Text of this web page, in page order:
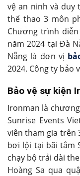
vệ an ninh và
thể thao 3 môn
Chương trình
năm 2024 tại Đà
Nẵng là đơn vị
2024. Công ty bảo
Bảo vệ sự kiện
Ironman là
Sunrise Events
viên tham gia trên
bơi lội tại bãi tắm
chạy bộ trải dài
Hoàng Sa qua